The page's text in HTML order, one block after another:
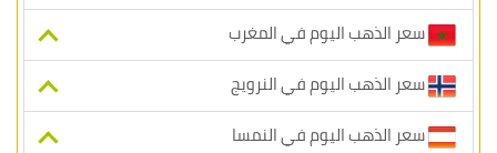
سعر الذهب اليوم في المغرب
سعر الذهب اليوم في النرويج
سعر الذهب اليوم في النمسا